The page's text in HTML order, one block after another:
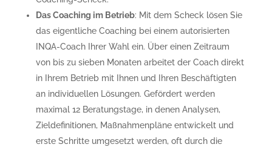
Das Coaching im Betrieb: Mit dem Scheck lösen Sie
das eigentliche Coaching bei einem autorisierten
INQA-Coach Ihrer Wahl ein. Über einen Zeitraum
von bis zu sieben Monaten arbeitet der Coach direkt
in Ihrem Betrieb mit Ihnen und Ihren Beschäftigten
an individuellen Lösungen. Gefördert werden
maximal 12 Beratungstage, in denen Analysen,
Zieldefinitionen, Maßnahmenpläne entwickelt und
erste Schritte umgesetzt werden, oft durch die